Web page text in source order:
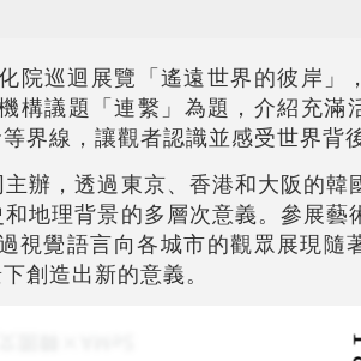
院巡迴展覽「遙遠世界的彼岸」
構議題「連繫」為題，介紹充滿
界線，讓觀者認識並感受世界背
辦，透過東京、香港和大阪的韓
地理背景的多層次意義。參展藝
視覺語言向各城市的觀眾展現隨
創造出新的意義。